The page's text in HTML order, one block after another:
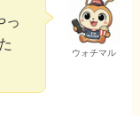
ウォチマル
っ